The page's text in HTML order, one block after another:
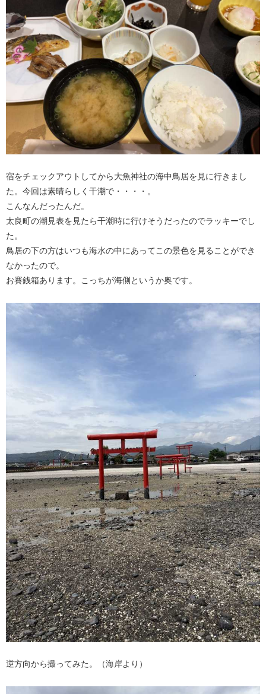
宿をチェックアウトしてから大魚神社の海中鳥居を見に行きまし
た。今回は素晴らしく干潮で・・・・。
こんなんだったんだ。
太良町の潮見表を見たら干潮時に行けそうだったのでラッキーでし
た。
鳥居の下の方はいつも海水の中にあってこの景色を見ることができ
なかったので。
お賽銭箱あります。こっちが海側というか奥です。
逆方向から撮ってみた。（海岸より）